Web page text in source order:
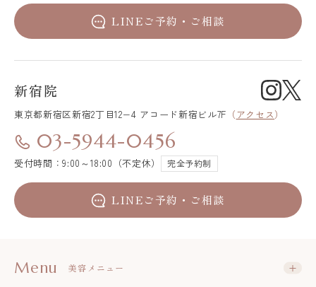
LINEご予約・ご相談
新宿院
東京都新宿区新宿2丁目12−4 アコード新宿ビル7F （アクセス）
03-5944-0456
受付時間：9:00～18:00（不定休） 完全予約制
LINEご予約・ご相談
Menu 美容メニュー